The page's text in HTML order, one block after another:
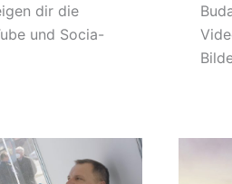
dir die
und Socia-